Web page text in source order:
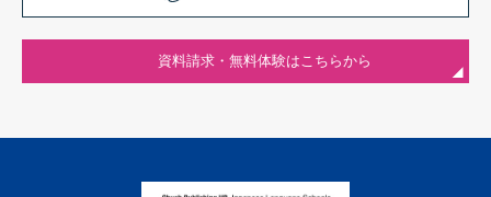
資料請求・無料体験はこちらから